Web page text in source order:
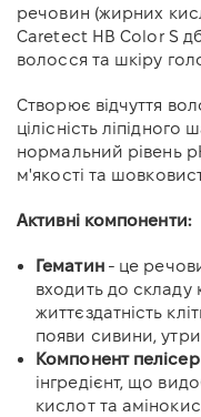
речовин (жирних
Caretect HB Color S
волосся та шкіру
Створює відчуття
цілісність
нормальний рівень
м'якості та
Активні компоненти:
Гематин- це
входить до складу
життєздатність
появи сивини,
Компонент
інгредієнт, що
кислот та